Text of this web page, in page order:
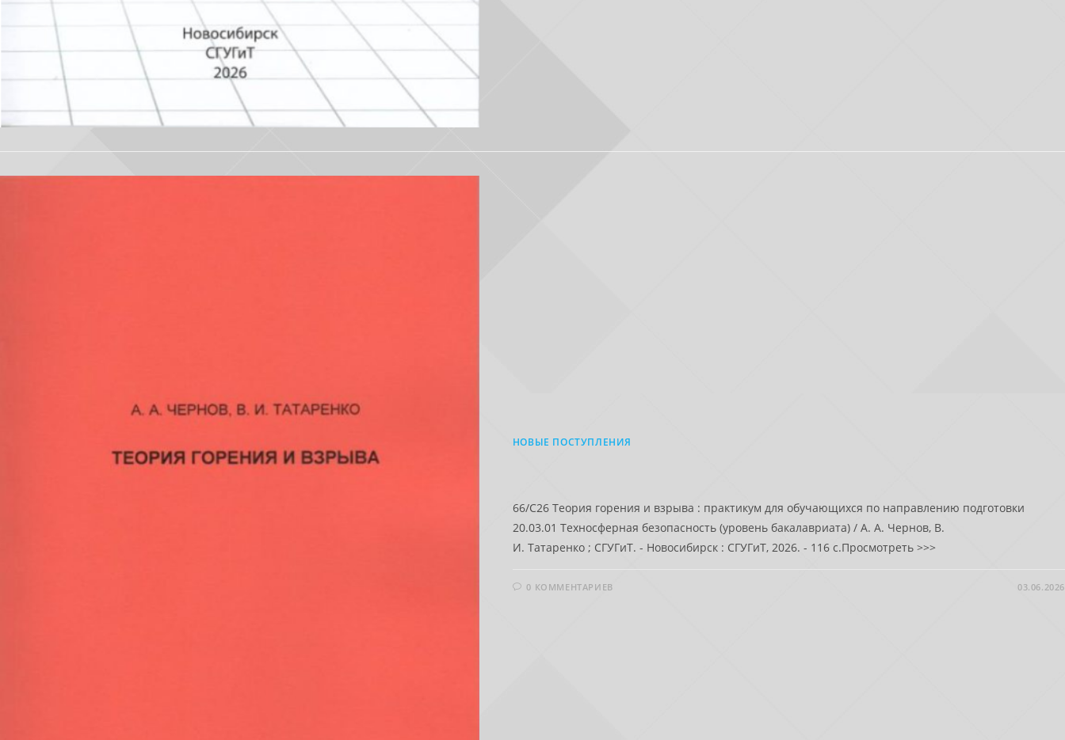
НОВЫЕ ПОСТУПЛЕНИЯ
66/C26 Теория горения и взрыва : практикум для обучающихся по направлению подготовки
20.03.01 Техносферная безопасность (уровень бакалавриата) / А. А. Чернов, В.
И. Татаренко ; СГУГиТ. - Новосибирск : СГУГиТ, 2026. - 116 с.Просмотреть >>>
0 КОММЕНТАРИЕВ 03.06.2026